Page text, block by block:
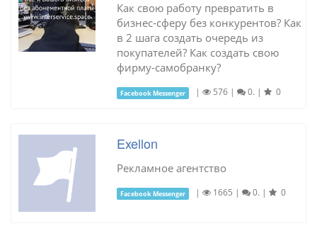
Как свою работу превратить в
бизнес-сферу без конкурентов? Как
в 2 шага создать очередь из
покупателей? Как создать свою
фирму-самобранку?
Facebook Messenger | 576 | 0. | 0
Exellon
Рекламное агентство
Facebook Messenger | 1665 | 0. | 0